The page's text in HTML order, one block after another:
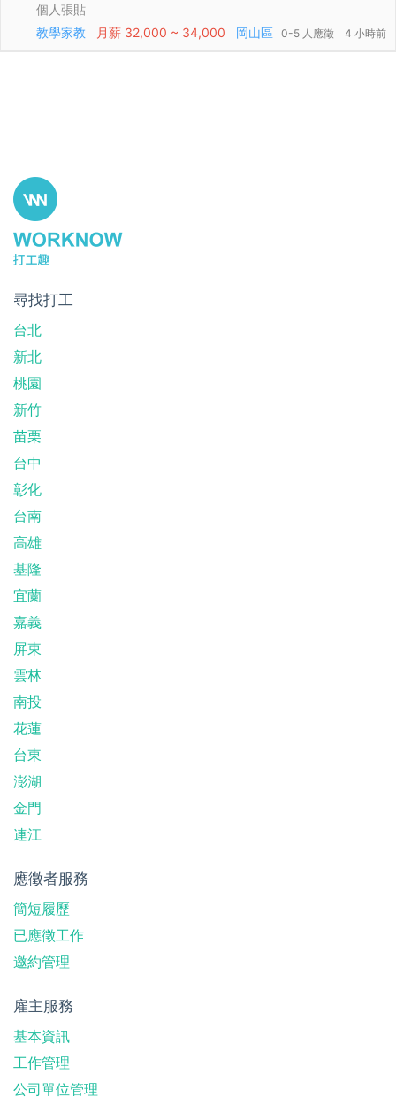
個人張貼
教學家教
月薪 32,000 ~ 34,000 岡山區 0-5 人應徵 4 小時前
尋找打工
台北
新北
桃園
新竹
苗栗
台中
彰化
台南
高雄
基隆
宜蘭
嘉義
屏東
雲林
南投
花蓮
台東
澎湖
金門
連江
應徵者服務
簡短履歷
已應徵工作
邀約管理
雇主服務
基本資訊
工作管理
公司單位管理